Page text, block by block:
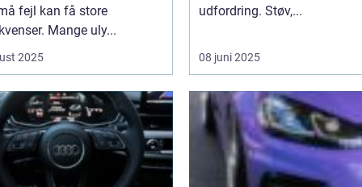
fejl kan få store
Mange uly...
2025
udfordring. Støv,...
08 juni 2025